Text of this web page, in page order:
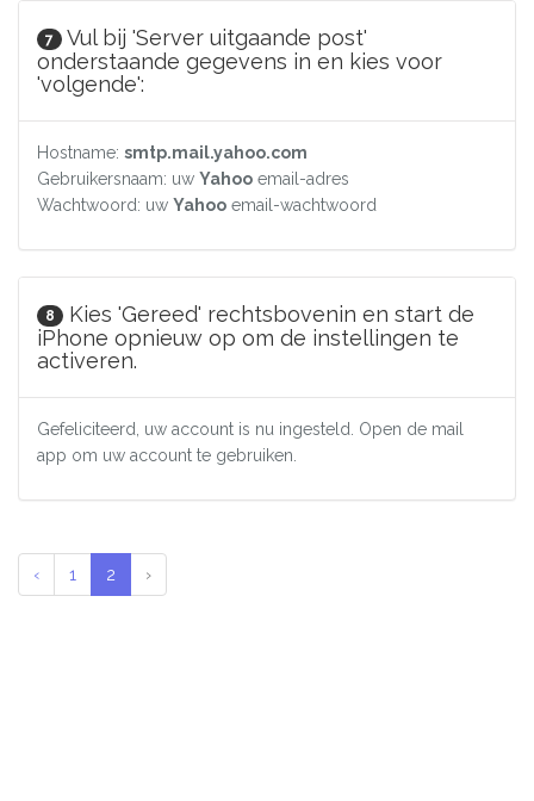
7
Vul bij 'Server uitgaande post'
onderstaande gegevens in en kies voor
'volgende':
Hostname: smtp.mail.yahoo.com
Gebruikersnaam: uw Yahoo email-adres
Wachtwoord: uw Yahoo email-wachtwoord
8
Kies 'Gereed' rechtsbovenin en start de
iPhone opnieuw op om de instellingen te
activeren.
Gefeliciteerd, uw account is nu ingesteld. Open de mail
app om uw account te gebruiken.
‹ 1 2 ›